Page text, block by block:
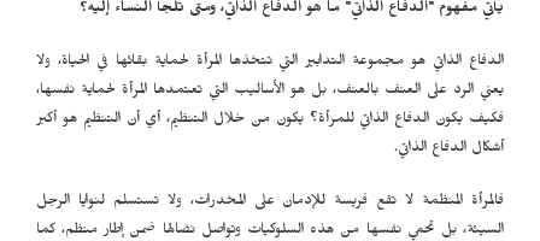
يأتي مفهوم "الدفاع الذاتي" ما هو الدفاع الذاتي، ومتى تلجأ النساء إليه؟
الدفاع الذاتي هو مجموعة التدابير التي تتخذها المرأة لحماية بقائها في الحياة، ولا
يعني الرد على العنف بالعنف، بل هو الأساليب التي تعتمدها المرأة لحماية نفسها،
فكيف يكون الدفاع الذاتي للمرأة؟ يكون من خلال التنظيم، أي أن التنظيم هو أكبر
أشكال الدفاع الذاتي.
فالمرأة المنظمة لا تقع فريسة للإدمان على المخدرات، ولا تستسلم لنوايا الرجل
السيئة، بل تحمي نفسها من هذه السلوكيات وتواصل نضالها ضمن إطار منظم، كما